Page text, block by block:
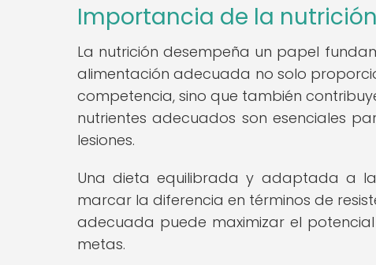
Importancia de la
La nutrición desempeña un papel
alimentación adecuada no solo
competencia, sino que también
nutrientes adecuados son esenciales
lesiones.
Una dieta equilibrada y adaptada a
marcar la diferencia en términos de
adecuada puede maximizar el
metas.